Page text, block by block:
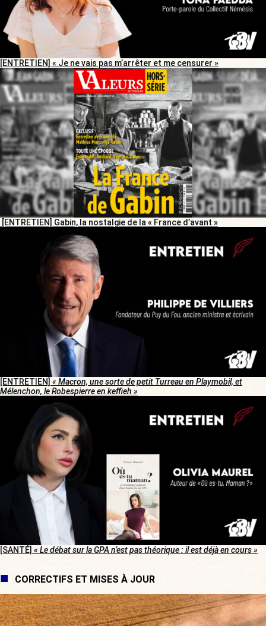
[ENTRETIEN] « Je ne vais pas m’arrêter et me censurer »
[ENTRETIEN] Gabin, la nostalgie de la « France d’avant »
[ENTRETIEN] « Macron, une sorte de petit Turreau en Playmobil, et
Mélenchon, le Robespierre en keffieh »
[SANTÉ] « Le débat sur la GPA n’est pas théorique : il est déjà en cours »
CORRECTIFS ET MISES À JOUR